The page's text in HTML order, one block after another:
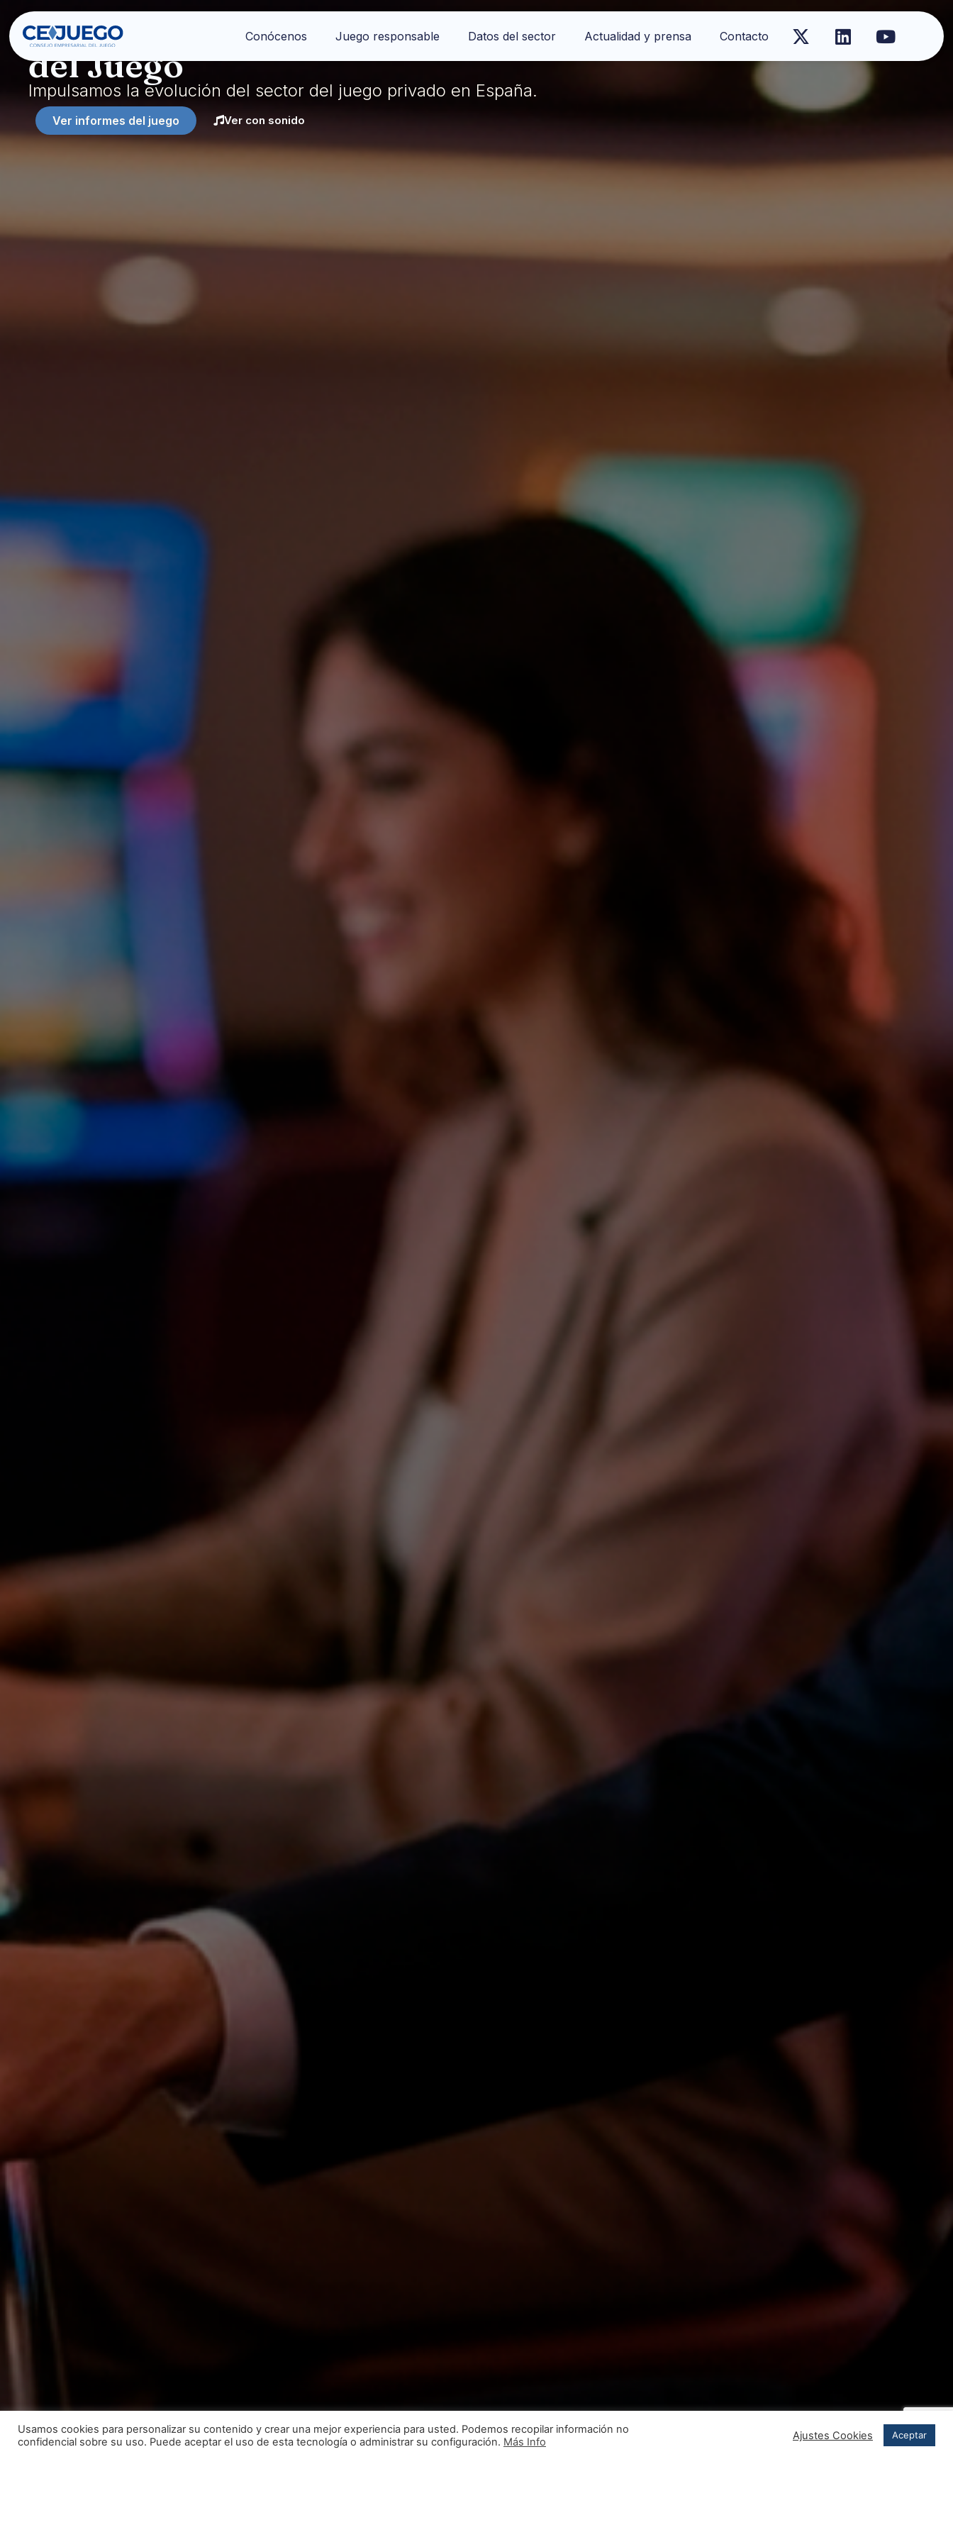
Conócenos Juego responsable Datos del sector Actualidad y prensa Contacto
Consejo Empresarial
del Juego
Impulsamos la evolución del sector del juego privado en España.
Ver informes del juego Ver con sonido
Usamos cookies para personalizar su contenido y crear una mejor experiencia para usted. Podemos recopilar información no
confidencial sobre su uso. Puede aceptar el uso de esta tecnología o administrar su configuración. Más Info Ajustes Cookies Aceptar